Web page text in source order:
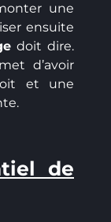
une
ensuite
doit dire.
d’avoir
et une
de